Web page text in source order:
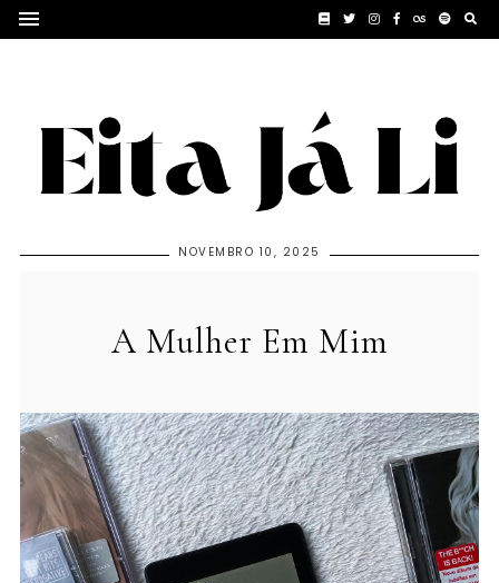
NOVEMBRO 10, 2025
A Mulher Em Mim